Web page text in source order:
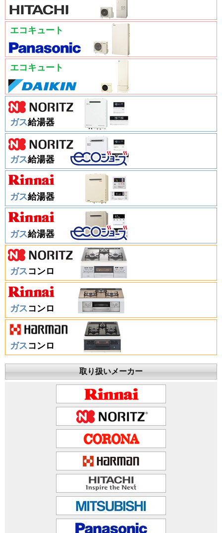
エコキュート
エコキュート
ガス給湯器
ガス給湯器
ガス給湯器
ガス給湯器
ガスコンロ
ガスコンロ
ガスコンロ
取り扱いメーカー